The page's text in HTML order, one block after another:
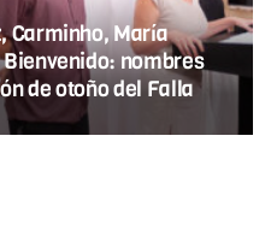
Carminho, María
nombres
de otoño del Falla